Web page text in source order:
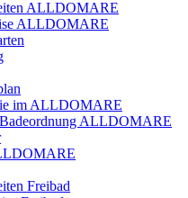
ALLDOMARE
ALLDOMARE
im ALLDOMARE
ALLDOMARE
Freibad